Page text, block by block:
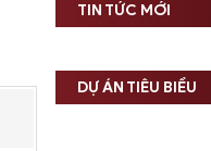
TIN TỨC MỚI
DỰ ÁN TIÊU BIỂU